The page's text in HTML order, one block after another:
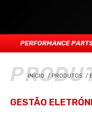
PERFORMANCE
INÍCIO / PRODUTOS /
GESTÃO